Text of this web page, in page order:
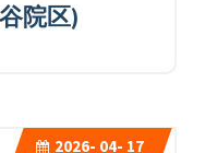
院区)
2026- 04- 17